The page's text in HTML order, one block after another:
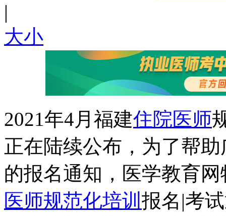
|
大小
2021年4月福建住院医师
正在陆续公布，为了帮
的报名通知，医学教育
医师规范化培训 报名|考